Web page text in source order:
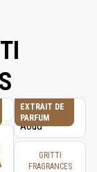
EXTRAIT DE
PARFUM
GRITTI
FRAGRANCES